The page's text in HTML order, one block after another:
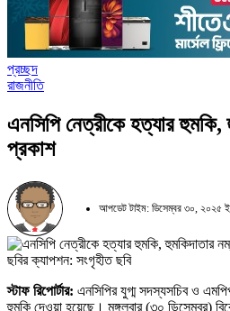
প্রচ্ছদ
রাজনীতি
এনসিপি নেত্রীকে হত্যার হুমকি,
প্রকাশ
আপডেট টাইম: ডিসেম্বর ৩০, ২০২৫
ছবির ক্যাপশন: সংগৃহীত ছবি
স্টাফ রিপোর্টার: এনসিপির যুগ্ম সদস্যসচিব ও
হুমকি দেওয়া হয়েছে। মঙ্গলবার (৩০ ডিসেম্বর)